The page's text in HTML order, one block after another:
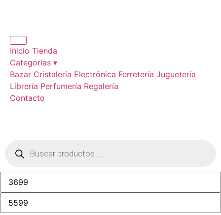
Inicio Tienda
Categorías ▾
Bazar Cristalería Electrónica Ferretería Juguetería
Librería Perfumería Regalería
Contacto